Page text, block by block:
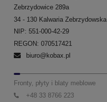
Zebrzydowice 289a
34 - 130 Kalwaria Zebrzydowska
NIP: 551-000-42-29
REGON: 070517421
biuro@kobax.pl
Fronty, płyty i blaty meblowe
+48 33 8766 223